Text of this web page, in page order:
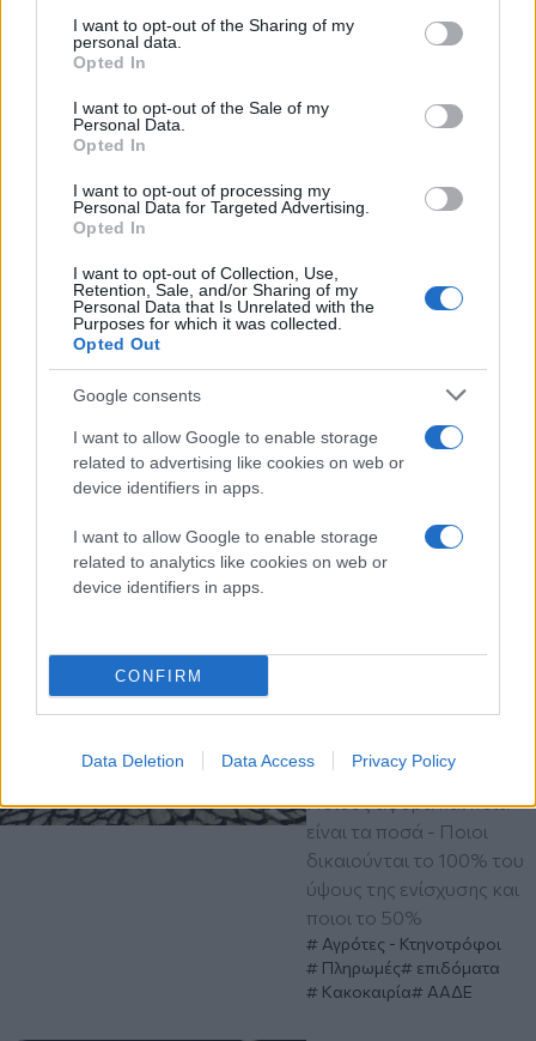
not limited to your visit or usage behaviour. You may click to
grant or deny consent to Google and its third-party tags to
use your data for below specified purposes in below Google
consent section.
I want to opt-out of the Sharing of my
personal data.
Opted In
I want to opt-out of the Sale of my
Personal Data.
Opted In
I want to opt-out of processing my
Personal Data for Targeted Advertising.
Opted In
I want to opt-out of Collection, Use,
Retention, Sale, and/or Sharing of my
Personal Data that Is Unrelated with the
Purposes for which it was collected.
Opted Out
Google consents
I want to allow Google to enable storage
related to advertising like cookies on web or
device identifiers in apps.
I want to allow Google to enable storage
related to analytics like cookies on web or
device identifiers in apps.
CONFIRM
Data Deletion Data Access Privacy Policy
Διαβάστε περισσότερα
ΣΒΕ: Θετικό βήμα η
Κυβερνητική Επιτροπή
Βιομηχανίας - Αναγκαίο
«Η βιομηχανία ξανά στο
κυβερνητικής πολιτικής»,
τονίζει ο Σύνδεσμος
ζητήματα καίνε το
επιχειρείν
minimis ύψους 24,6
εκατ. ευρώ σε
παραγωγούς
Ποιους αφορά και ποια
είναι τα ποσά - Ποιοι
δικαιούνται το 100% του
ύψους της ενίσχυσης και
ποιοι το 50%
Αγρότες - Κτηνοτρόφοι
Πληρωμές
επιδόματα
Κακοκαιρία
ΑΑΔΕ